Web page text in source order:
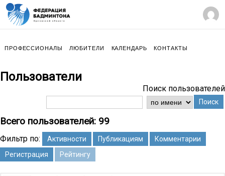
ПРОФЕССИОНАЛЫ ЛЮБИТЕЛИ КАЛЕНДАРЬ КОНТАКТЫ
Пользователи
Поиск пользователей
Поиск
Всего пользователей: 99
Фильтр по: Активности Публикациям
Комментарии
Регистрация
Рейтингу